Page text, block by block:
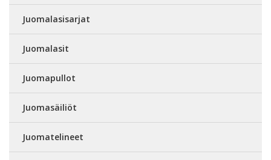
Juomalasisarjat
Juomalasit
Juomapullot
Juomasäiliöt
Juomatelineet